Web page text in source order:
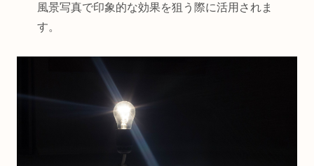
風景写真で印象的な効果を狙う際に活用されま
す。